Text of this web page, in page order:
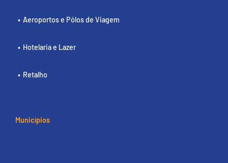
Aeroportos e Pólos de Viagem
Hotelaria e Lazer
Retalho
Municípios